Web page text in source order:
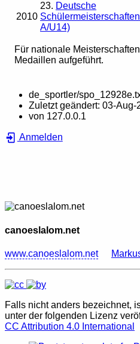
2010
23. Deutsche
A/U14)
Für nationale
Medaillen aufgeführt.
de_sportler/
Zuletzt geändert: 03-Aug-
von 127.0.0.1
Anmelden
canoeslalom.net
www.canoeslalom.net
Falls nicht anders bezeichnet,
unter der folgenden Lizenz
CC Attribution 4.0 International